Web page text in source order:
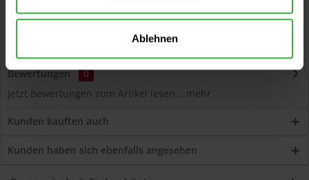
Ablehnen
Beschreibung
Volvox Espressivo Lehmfarbe (Dunstgrau) Lösemittelfreier,
dauerelastischer Wand- und...mehr
Bewertungen
0
Jetzt Bewertungen zum Artikel lesen... mehr
Kunden kauften auch
Kunden haben sich ebenfalls angesehen